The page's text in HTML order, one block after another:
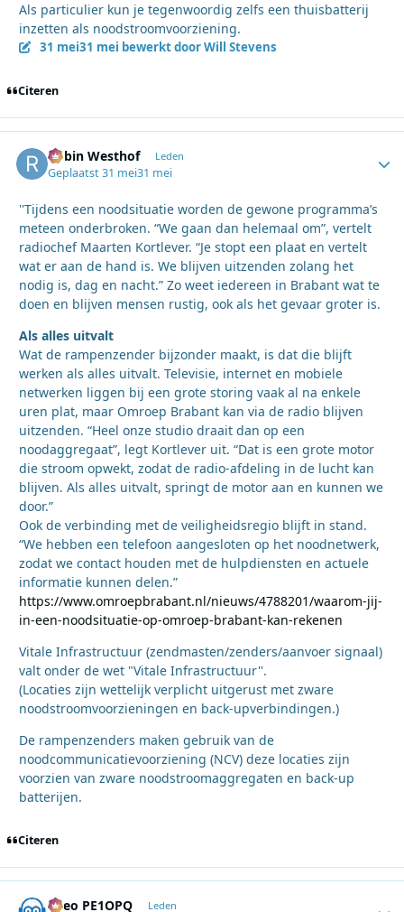
Als particulier kun je tegenwoordig zelfs een thuisbatterij
inzetten als noodstroomvoorziening.
31 mei31 mei bewerkt door Will Stevens
Citeren
Robin Westhof Leden
Geplaatst31 mei31 mei
''Tijdens een noodsituatie worden de gewone programma’s
meteen onderbroken. “We gaan dan helemaal om”, vertelt
radiochef Maarten Kortlever. “Je stopt een plaat en vertelt
wat er aan de hand is. We blijven uitzenden zolang het
nodig is, dag en nacht.” Zo weet iedereen in Brabant wat te
doen en blijven mensen rustig, ook als het gevaar groter is.
Als alles uitvalt
Wat de rampenzender bijzonder maakt, is dat die blijft
werken als alles uitvalt. Televisie, internet en mobiele
netwerken liggen bij een grote storing vaak al na enkele
uren plat, maar Omroep Brabant kan via de radio blijven
uitzenden. “Heel onze studio draait dan op een
noodaggregaat”, legt Kortlever uit. “Dat is een grote motor
die stroom opwekt, zodat de radio-afdeling in de lucht kan
blijven. Als alles uitvalt, springt de motor aan en kunnen we
door.”
Ook de verbinding met de veiligheidsregio blijft in stand.
“We hebben een telefoon aangesloten op het noodnetwerk,
zodat we contact houden met de hulpdiensten en actuele
informatie kunnen delen.”
https://www.omroepbrabant.nl/nieuws/4788201/waarom-jij-
in-een-noodsituatie-op-omroep-brabant-kan-rekenen
Vitale Infrastructuur (zendmasten/zenders/aanvoer signaal)
valt onder de wet "Vitale Infrastructuur''.
(Locaties zijn wettelijk verplicht uitgerust met zware
noodstroomvoorzieningen en back-upverbindingen.)
De rampenzenders maken gebruik van de
noodcommunicatievoorziening (NCV) deze locaties zijn
voorzien van zware noodstroomaggregaten en back-up
batterijen.
Citeren
Theo PE1OPQ Leden